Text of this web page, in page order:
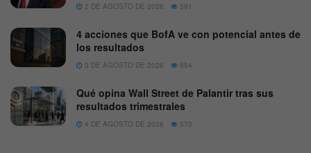
2 DE AGOSTO DE 2026 591
4 acciones que BofA ve con potencial antes de
los resultados
3 DE AGOSTO DE 2026 654
Qué opina Wall Street de Palantir tras sus
resultados trimestrales
4 DE AGOSTO DE 2026 570